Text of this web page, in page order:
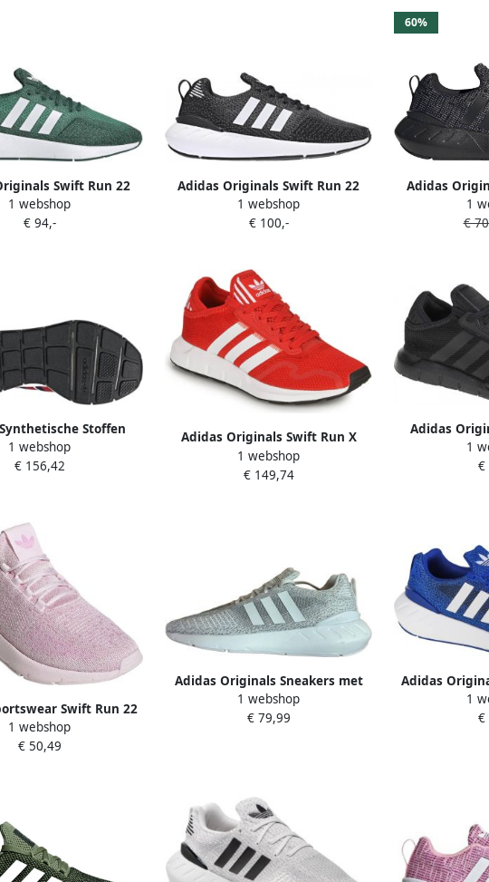
Swift Run 22
Swift Run 22
wit groen
1 webshop
€ 94,-
Adidas Originals Swift Run 22
sneakers Swift Run 22 zwart wit
grijs
1 webshop
€ 100,-
60%
Adidas
Junior Core1
€
Stoffen
met Ronde Neus en
Rubberen Zool
1 webshop
€ 156,42
Adidas Originals Swift Run X
Schoenen Scarlet Cloud White
Core Black Kind
1 webshop
€ 149,74
Adidas
Junior Core1
€
Swift Run 22
Dames Roze
1 webshop
€ 50,49
Adidas Originals Sneakers met
logostrepen model 'Swift Run'
1 webshop
€ 79,99
Adidas
Swift Run 221
€